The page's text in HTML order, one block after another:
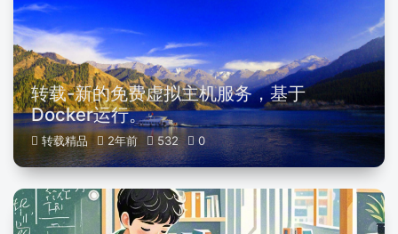
转载-新的免费虚拟主机服务，基于
Docker运行。
转载精品 2年前 532 0